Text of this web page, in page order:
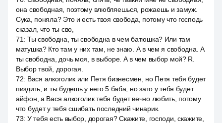
она свободная, поэтому влюбляешься, рожаешь и замуж.
Сука, поняла? Это и есть твоя свобода, потому что господь
сказал, что ты сво,
71: Ты свободна, ты свободна в чем батюшка? Или там
матушка? Кто там у них там, не знаю. А в чем я свободна. А
ты свободна, дочь моя, в выборе. А в чем выбор мой? R.
Выбор твой, дорогая.
72: Вася алкоголик или Петя бизнесмен, но Петя тебя будет
пиздить, и ты будешь у него 5 баба, но зато у тебя будет
айфон, а Вася алкоголик тебя будет вечно любить, потому
что будет у тебя сшибать последний чинарик.
73: У тебя есть выбор, дорогая? Скажите, господи, скажите,